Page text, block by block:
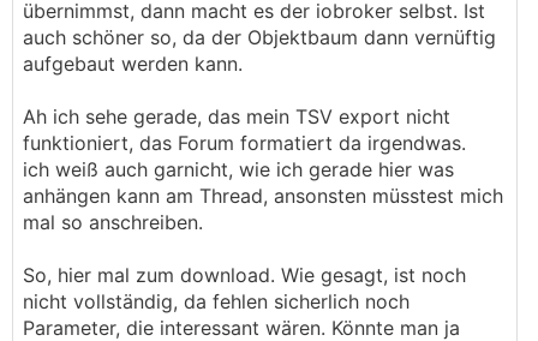
übernimmst, dann macht es der iobroker selbst. Ist
auch schöner so, da der Objektbaum dann vernüftig
aufgebaut werden kann.
Ah ich sehe gerade, das mein TSV export nicht
funktioniert, das Forum formatiert da irgendwas.
ich weiß auch garnicht, wie ich gerade hier was
anhängen kann am Thread, ansonsten müsstest mich
mal so anschreiben.
So, hier mal zum download. Wie gesagt, ist noch
nicht vollständig, da fehlen sicherlich noch
Parameter, die interessant wären. Könnte man ja